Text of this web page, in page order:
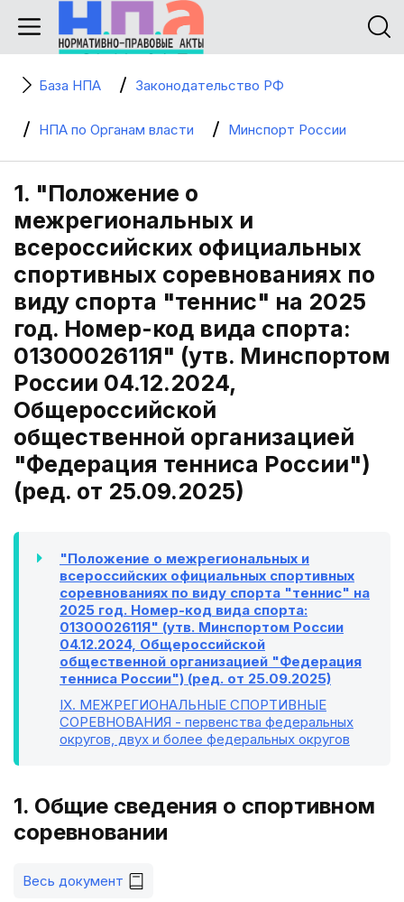
База НПА Законодательство РФ
НПА по Органам власти Минспорт России
1. "Положение о
межрегиональных и
всероссийских официальных
спортивных соревнованиях по
виду спорта "теннис" на 2025
год. Номер-код вида спорта:
0130002611Я" (утв. Минспортом
России 04.12.2024,
Общероссийской
общественной организацией
"Федерация тенниса России")
(ред. от 25.09.2025)
"Положение о межрегиональных и
всероссийских официальных спортивных
соревнованиях по виду спорта "теннис" на
2025 год. Номер-код вида спорта:
0130002611Я" (утв. Минспортом России
04.12.2024, Общероссийской
общественной организацией "Федерация
тенниса России") (ред. от 25.09.2025)
IX. МЕЖРЕГИОНАЛЬНЫЕ СПОРТИВНЫЕ
СОРЕВНОВАНИЯ - первенства федеральных
округов, двух и более федеральных округов
1. Общие сведения о спортивном
соревновании
Весь документ